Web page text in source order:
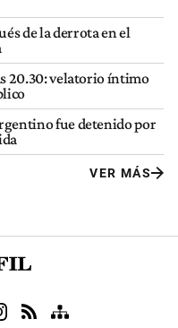
de la derrota en el
20.30: velatorio íntimo
fue detenido por
VER MÁS